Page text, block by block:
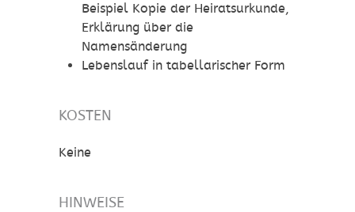
Beispiel Kopie der Heiratsurkunde,
Erklärung über die
Namensänderung
Lebenslauf in tabellarischer Form
KOSTEN
Keine
HINWEISE